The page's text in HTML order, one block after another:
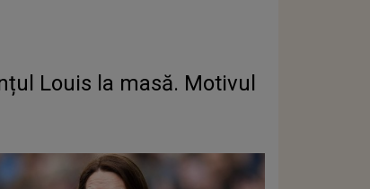
Louis la masă. Motivul